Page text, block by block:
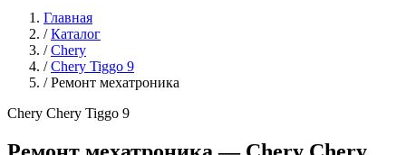
Главная
/ Каталог
/ Chery
/ Chery Tiggo 9
/ Ремонт мехатроника
Chery Chery Tiggo 9